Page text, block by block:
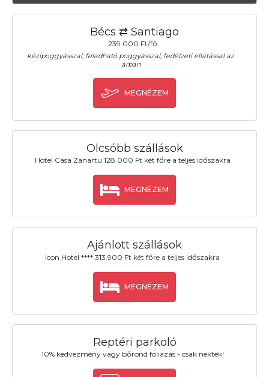
Bécs ⇄ Santiago
239.000 Ft/fő
kézipoggyásszal, feladható poggyásszal, fedélzeti ellátással az
árban
MEGNÉZEM
Olcsóbb szállások
Hotel Casa Zanartu 128.000 Ft két főre a teljes időszakra
MEGNÉZEM
Ajánlott szállások
Icon Hotel **** 313.900 Ft két főre a teljes időszakra
MEGNÉZEM
Reptéri parkoló
10% kedvezmény vagy bőrönd fóliázás - csak nektek!